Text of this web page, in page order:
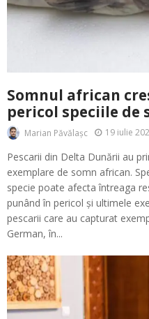
Somnul african
pericol speciile de
Marian Păvălașc 19 iulie
Pescarii din Delta Dunării au
exemplare de somn african.
specie poate afecta întreaga
punând în pericol și ultimele
pescarii care au capturat
German, în...